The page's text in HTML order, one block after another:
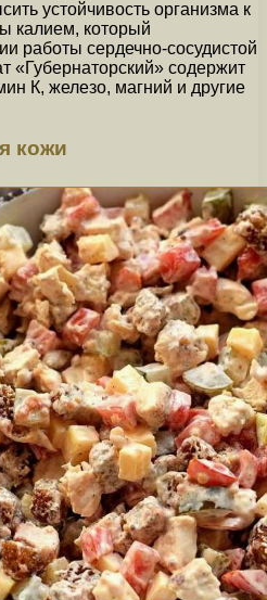
устойчивость организма к
калием, который
работы сердечно-сосудистой
«Губернаторский» содержит
К, железо, магний и другие
кожи